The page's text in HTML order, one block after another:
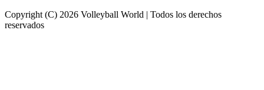
Copyright (C) 2026 Volleyball World | Todos los derechos
reservados